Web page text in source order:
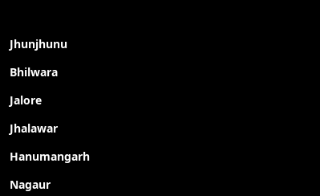
Jhunjhunu
Bhilwara
Jalore
Jhalawar
Hanumangarh
Nagaur